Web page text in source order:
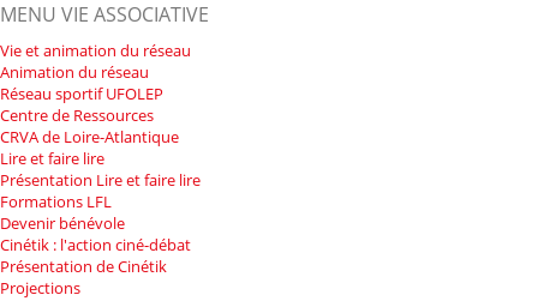
MENU VIE ASSOCIATIVE
Vie et animation du réseau
Animation du réseau
Réseau sportif UFOLEP
Centre de Ressources
CRVA de Loire-Atlantique
Lire et faire lire
Présentation Lire et faire lire
Formations LFL
Devenir bénévole
Cinétik : l'action ciné-débat
Présentation de Cinétik
Projections